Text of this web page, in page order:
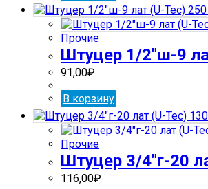
Прочие
Штуцер 1/2″ш-9
91,00₽
В корзину
Прочие
Штуцер 3/4″г-20
116,00₽